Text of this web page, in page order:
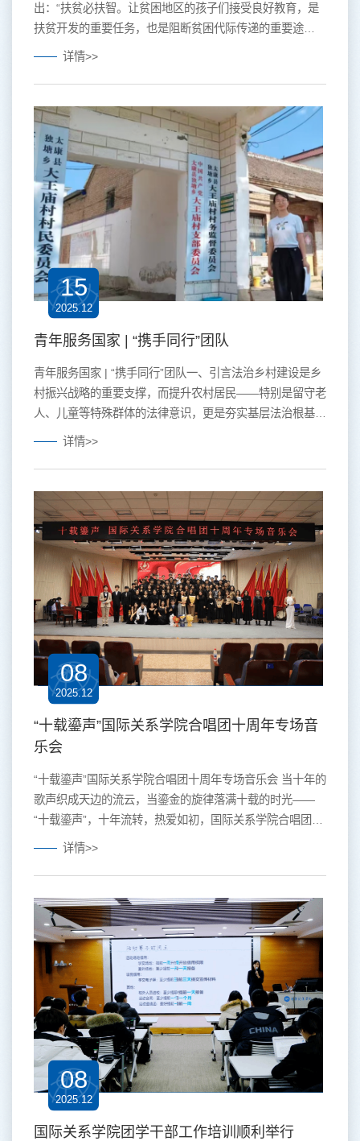
出：“扶贫必扶智。让贫困地区的孩子们接受良好教育，是
扶贫开发的重要任务，也是阻断贫困代际传递的重要途
径。”2025年7月13日，国际关系学院青岩乡村实践队一行
12天的青年服务国家“青砺基层”提升基层治理效能项目。此
次活动中，队员们深入临西县育才小学，通过特色课程以及
国家安全教育，丰富了乡村小学暑期素质拓展教育的相关内
容，...
详情>>
15
2025.12
青年服务国家 | “携手同行”团队
青年服务国家 | “携手同行”团队一、引言法治乡村建设是乡
村振兴战略的重要支撑，而提升农村居民——特别是留守老
人、儿童等特殊群体的法律意识，更是夯实基层法治根基的
关键。2025年7月25日，国际关系学院携手同行团队走进河
通过入户访谈、普法宣讲与田野调查等多种形式，深入探查
该地区普法实践中的薄弱环节与现实需求，并以此为基础提
出切实可行的对策建议，为推动法治乡村建设提供来自一线
的实践依据。...
详情>>
08
2025.12
“十载鎏声”国际关系学院合唱团十周年专场音
乐会
“十载鎏声”国际关系学院合唱团十周年专场音乐会 当十年的
歌声织成天边的流云，当鎏金的旋律落满十载的时光——
“十载鎏声”，十年流转，热爱如初，国际关系学院合唱团的
第十年，终于要以一场专场音乐会，把所有歌声里的故事，
会门票，不管是曾在合唱团挥洒青春的老团员，是心怀热爱
的新团员，还是欣然赴约的聆听者——这一次，将一同搭乘
奇妙的时光机，共同见证过去，现在与未来的故事。...
详情>>
08
2025.12
国际关系学院团学干部工作培训顺利举行